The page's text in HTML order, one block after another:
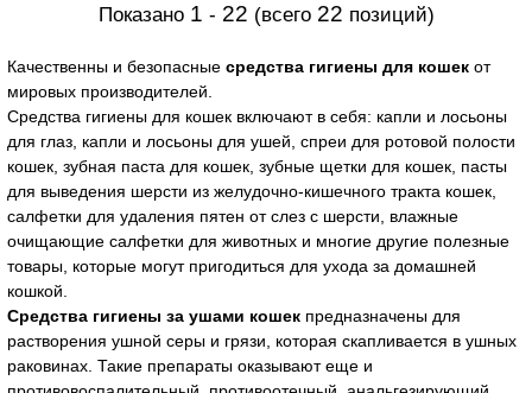
Показано 1 - 22 (всего 22 позиций)
Качественны и безопасные средства гигиены для кошек от
мировых производителей.
Средства гигиены для кошек включают в себя: капли и лосьоны
для глаз, капли и лосьоны для ушей, спреи для ротовой полости
кошек, зубная паста для кошек, зубные щетки для кошек, пасты
для выведения шерсти из желудочно-кишечного тракта кошек,
салфетки для удаления пятен от слез с шерсти, влажные
очищающие салфетки для животных и многие другие полезные
товары, которые могут пригодиться для ухода за домашней
кошкой.
Средства гигиены за ушами кошек предназначены для
растворения ушной серы и грязи, которая скапливается в ушных
раковинах. Такие препараты оказывают еще и